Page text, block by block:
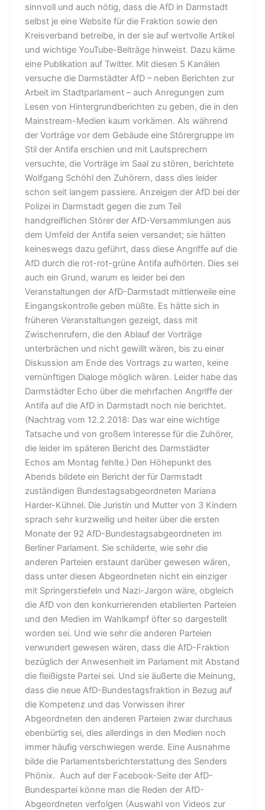
sinnvoll und auch nötig, dass die AfD in Darmstadt
selbst je eine Website für die Fraktion sowie den
Kreisverband betreibe, in der sie auf wertvolle Artikel
und wichtige YouTube-Beiträge hinweist. Dazu käme
eine Publikation auf Twitter. Mit diesen 5 Kanälen
versuche die Darmstädter AfD – neben Berichten zur
Arbeit im Stadtparlament – auch Anregungen zum
Lesen von Hintergrundberichten zu geben, die in den
Mainstream-Medien kaum vorkämen. Als während
der Vorträge vor dem Gebäude eine Störergruppe im
Stil der Antifa erschien und mit Lautsprechern
versuchte, die Vorträge im Saal zu stören, berichtete
Wolfgang Schöhl den Zuhörern, dass dies leider
schon seit langem passiere. Anzeigen der AfD bei der
Polizei in Darmstadt gegen die zum Teil
handgreiflichen Störer der AfD-Versammlungen aus
dem Umfeld der Antifa seien versandet; sie hätten
keineswegs dazu geführt, dass diese Angriffe auf die
AfD durch die rot-rot-grüne Antifa aufhörten. Dies sei
auch ein Grund, warum es leider bei den
Veranstaltungen der AfD-Darmstadt mittlerweile eine
Eingangskontrolle geben müßte. Es hätte sich in
früheren Veranstaltungen gezeigt, dass mit
Zwischenrufern, die den Ablauf der Vorträge
unterbrächen und nicht gewillt wären, bis zu einer
Diskussion am Ende des Vortrags zu warten, keine
vernünftigen Dialoge möglich wären. Leider habe das
Darmstädter Echo über die mehrfachen Angriffe der
Antifa auf die AfD in Darmstadt noch nie berichtet.
(Nachtrag vom 12.2.2018: Das war eine wichtige
Tatsache und von großem Interesse für die Zuhörer,
die leider im späteren Bericht des Darmstädter
Echos am Montag fehlte.) Den Höhepunkt des
Abends bildete ein Bericht der für Darmstadt
zuständigen Bundestagsabgeordneten Mariana
Harder-Kühnel. Die Juristin und Mutter von 3 Kindern
sprach sehr kurzweilig und heiter über die ersten
Monate der 92 AfD-Bundestagsabgeordneten im
Berliner Parlament. Sie schilderte, wie sehr die
anderen Parteien erstaunt darüber gewesen wären,
dass unter diesen Abgeordneten nicht ein einziger
mit Springerstiefeln und Nazi-Jargon wäre, obgleich
die AfD von den konkurrierenden etablierten Parteien
und den Medien im Wahlkampf öfter so dargestellt
worden sei. Und wie sehr die anderen Parteien
verwundert gewesen wären, dass die AfD-Fraktion
bezüglich der Anwesenheit im Parlament mit Abstand
die fleißigste Partei sei. Und sie äußerte die Meinung,
dass die neue AfD-Bundestagsfraktion in Bezug auf
die Kompetenz und das Vorwissen ihrer
Abgeordneten den anderen Parteien zwar durchaus
ebenbürtig sei, dies allerdings in den Medien noch
immer häufig verschwiegen werde. Eine Ausnahme
bilde die Parlamentsberichterstattung des Senders
Phönix. Auch auf der Facebook-Seite der AfD-
Bundespartei könne man die Reden der AfD-
Abgeordneten verfolgen (Auswahl von Videos zur